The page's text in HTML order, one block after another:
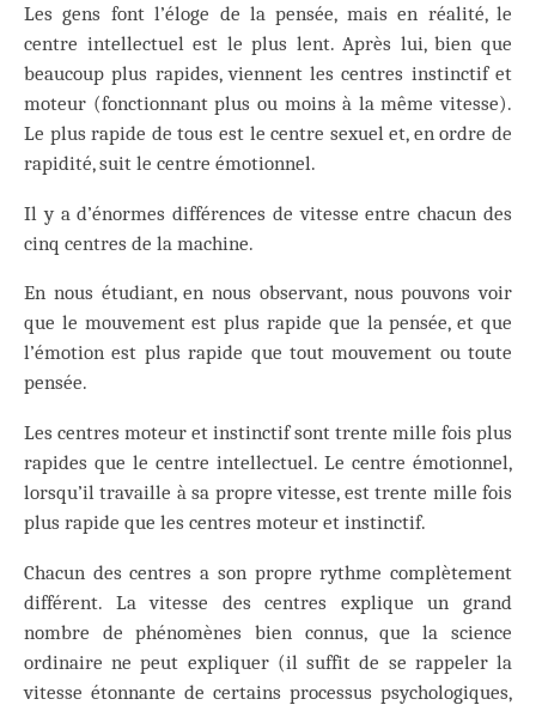
Les gens font l’éloge de la pensée, mais en réalité, le
centre intellectuel est le plus lent. Après lui, bien que
beaucoup plus rapides, viennent les centres instinctif et
moteur (fonctionnant plus ou moins à la même vitesse).
Le plus rapide de tous est le centre sexuel et, en ordre de
rapidité, suit le centre émotionnel.
Il y a d’énormes différences de vitesse entre chacun des
cinq centres de la machine.
En nous étudiant, en nous observant, nous pouvons voir
que le mouvement est plus rapide que la pensée, et que
l’émotion est plus rapide que tout mouvement ou toute
pensée.
Les centres moteur et instinctif sont trente mille fois plus
rapides que le centre intellectuel. Le centre émotionnel,
lorsqu’il travaille à sa propre vitesse, est trente mille fois
plus rapide que les centres moteur et instinctif.
Chacun des centres a son propre rythme complètement
différent. La vitesse des centres explique un grand
nombre de phénomènes bien connus, que la science
ordinaire ne peut expliquer (il suffit de se rappeler la
vitesse étonnante de certains processus psychologiques,